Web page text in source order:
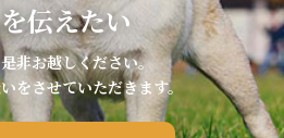
伝えたい
非お越しください。
をさせていただきます。